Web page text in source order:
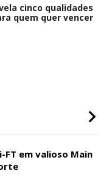
cinco qualidades
quem quer vencer
FT em valioso Main